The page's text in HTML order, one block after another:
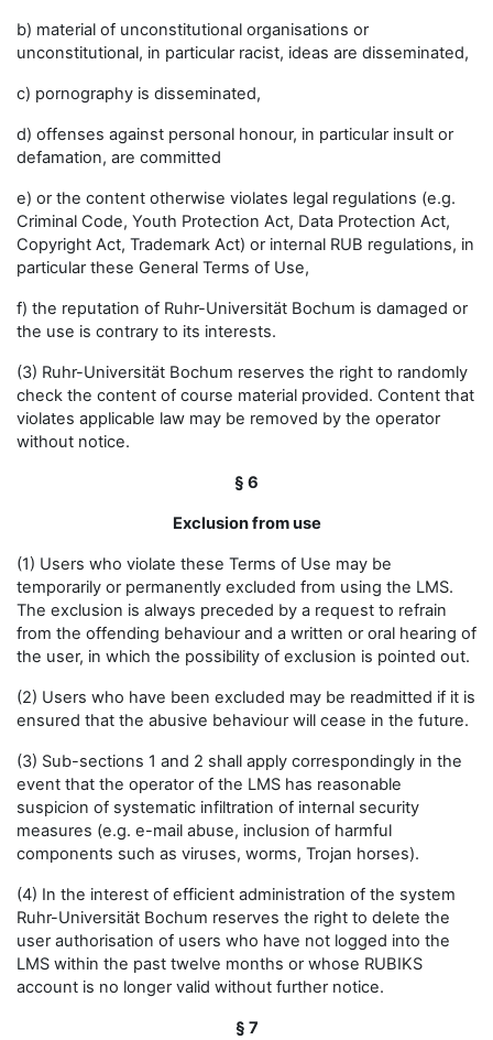
b) material of unconstitutional organisations or
unconstitutional, in particular racist, ideas are disseminated,
c) pornography is disseminated,
d) offenses against personal honour, in particular insult or
defamation, are committed
e) or the content otherwise violates legal regulations (e.g.
Criminal Code, Youth Protection Act, Data Protection Act,
Copyright Act, Trademark Act) or internal RUB regulations, in
particular these General Terms of Use,
f) the reputation of Ruhr-Universität Bochum is damaged or
the use is contrary to its interests.
(3) Ruhr-Universität Bochum reserves the right to randomly
check the content of course material provided. Content that
violates applicable law may be removed by the operator
without notice.
§ 6
Exclusion from use
(1) Users who violate these Terms of Use may be
temporarily or permanently excluded from using the LMS.
The exclusion is always preceded by a request to refrain
from the offending behaviour and a written or oral hearing of
the user, in which the possibility of exclusion is pointed out.
(2) Users who have been excluded may be readmitted if it is
ensured that the abusive behaviour will cease in the future.
(3) Sub-sections 1 and 2 shall apply correspondingly in the
event that the operator of the LMS has reasonable
suspicion of systematic infiltration of internal security
measures (e.g. e-mail abuse, inclusion of harmful
components such as viruses, worms, Trojan horses).
(4) In the interest of efficient administration of the system
Ruhr-Universität Bochum reserves the right to delete the
user authorisation of users who have not logged into the
LMS within the past twelve months or whose RUBIKS
account is no longer valid without further notice.
§ 7